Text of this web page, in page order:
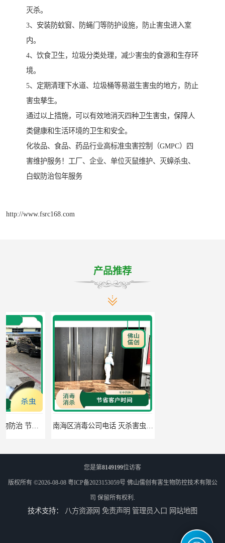
灭杀。
3、安装防蚊窗、防蝇门等防护设施，防止害虫进入室
内。
4、饮食卫生，垃圾分类处理，减少害虫的食源和生存环
境。
5、定期清理下水道、垃圾桶等易滋生害虫的地方，防止
害虫孳生。
通过以上措施，可以有效地消灭四种卫生害虫，保障人
类健康和生活环境的卫生和安全。
化妆品、食品、药品行业高标准虫害控制（GMPC）四
害维护服务！工厂、企业、单位灭鼠维护、灭蟑杀虫、
白蚁防治包年服务
http://www.fsrc168.com
产品推荐
南海区消毒公司电话 灭杀害虫 全面勘察现场找到害虫源头
您是第8149199位访客
版权所有 ©2026-08-08 粤ICP备2023153059号 佛山儒创有害生物防控技术有限公
司 保留所有权利.
技术支持： 八方资源网 免责声明 管理员入口 网站地图